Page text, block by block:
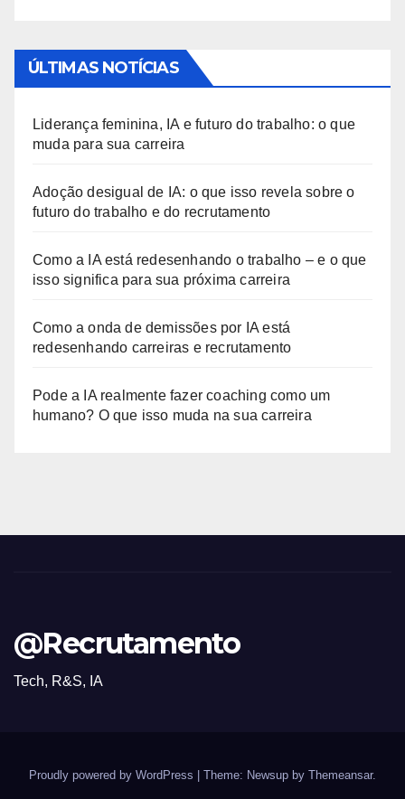
ÚLTIMAS NOTÍCIAS
Liderança feminina, IA e futuro do trabalho: o que
muda para sua carreira
Adoção desigual de IA: o que isso revela sobre o
futuro do trabalho e do recrutamento
Como a IA está redesenhando o trabalho – e o que
isso significa para sua próxima carreira
Como a onda de demissões por IA está
redesenhando carreiras e recrutamento
Pode a IA realmente fazer coaching como um
humano? O que isso muda na sua carreira
@Recrutamento
Tech, R&S, IA
Proudly powered by WordPress Theme: Newsup by Themeansar.